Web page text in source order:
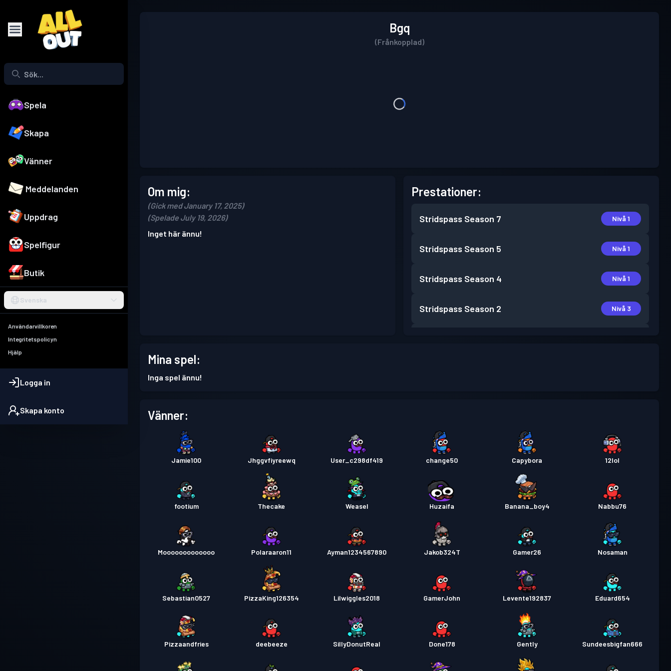
Spela
Skapa
Vänner
Meddelanden
Uppdrag
Spelfigur
Butik
Svenska
Användarvillkoren
Integritetspolicyn
Hjälp
Logga in
Skapa konto
Bgq
(Frånkopplad)
Om mig:
(Gick med January 17, 2025)
(Spelade July 19, 2026)
Inget här ännu!
Prestationer:
Stridspass Season 7 Nivå 1
Stridspass Season 5 Nivå 1
Stridspass Season 4 Nivå 1
Stridspass Season 2 Nivå 3
Mina spel:
Inga spel ännu!
Vänner:
Jamie100 Jhggvfiyreewq User_c298df419 change50 Capybora 12lol
footium Thecake Weasel Huzaifa Banana_boy4 Nabbu76
Mooooooooooooo Polaraaron11 Ayman1234567890 Jakob324T Gamer26 Nosaman
Sebastian0527 PizzaKing126354 Lilwiggles2018 GamerJohn Levente192837 Eduard654
Pizzaandfries deebeeze SillyDonutReal Done178 Gently Sundeesbigfan666